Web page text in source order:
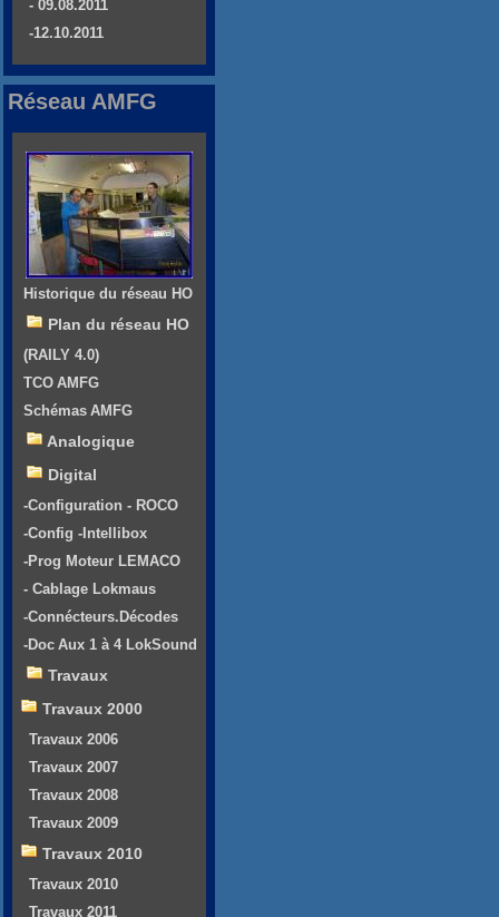
- 09.08.2011
-12.10.2011
Réseau AMFG
Historique du réseau HO
Plan du réseau HO
(RAILY 4.0)
TCO AMFG
Schémas AMFG
Analogique
Digital
-Configuration - ROCO
-Config -Intellibox
-Prog Moteur LEMACO
- Cablage Lokmaus
-Connécteurs.Décodes
-Doc Aux 1 à 4 LokSound
Travaux
Travaux 2000
Travaux 2006
Travaux 2007
Travaux 2008
Travaux 2009
Travaux 2010
Travaux 2010
Travaux 2011